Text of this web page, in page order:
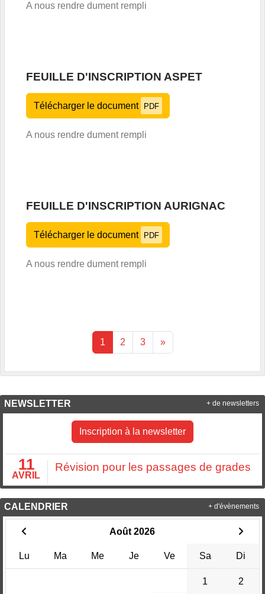
A nous rendre dument rempli
FEUILLE D'INSCRIPTION ASPET
Télécharger le document PDF
A nous rendre dument rempli
FEUILLE D'INSCRIPTION AURIGNAC
Télécharger le document PDF
A nous rendre dument rempli
1 2 3 »
NEWSLETTER
Inscription à la newsletter
11
AVRIL
Révision pour les passages de grades
+ de newsletters
CALENDRIER
Août 2026
Lu Ma Me Je Ve Sa Di
1 2
+ d'évènements